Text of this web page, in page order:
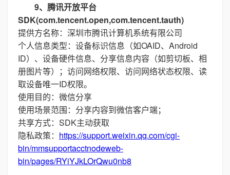
9、腾讯开放平台
SDK(com.tencent.open,com.tencent.tauth)
提供方名称：深圳市腾讯计算机系统有限公司
个人信息类型：设备标识信息（如OAID、Android
ID）、设备硬件信息、分享信息内容（如剪切板、相
册图片等）；访问网络权限、访问网络状态权限、读
取设备唯一ID权限。
使用目的：微信分享
使用场景范围：分享内容到微信客户端；
共享方式：SDK主动获取
隐私政策： https://support.weixin.qq.com/cgi-
bin/mmsupportacctnodeweb-
bin/pages/RYiYJkLOrQwu0nb8